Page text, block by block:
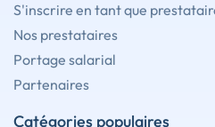
S'inscrire en tant que
Nos prestataires
Portage salarial
Partenaires
Catégories populaires